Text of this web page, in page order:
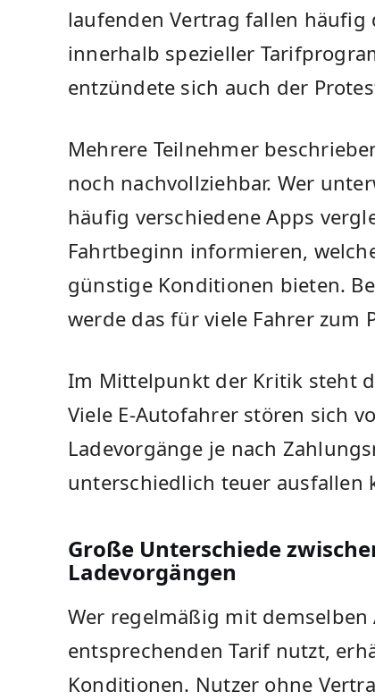
laufenden Vertrag fallen häufig
innerhalb spezieller
entzündete sich auch der
Mehrere Teilnehmer
noch nachvollziehbar. Wer
häufig verschiedene Apps
Fahrtbeginn informieren,
günstige Konditionen bieten.
werde das für viele Fahrer zum
Im Mittelpunkt der Kritik steht
Viele E-Autofahrer stören sich
Ladevorgänge je nach
unterschiedlich teuer ausfallen
Große Unterschiede
Ladevorgängen
Wer regelmäßig mit
entsprechenden Tarif nutzt,
Konditionen. Nutzer ohne